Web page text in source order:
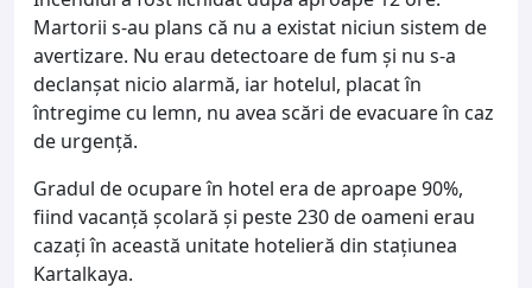
Martorii s-au plans că nu a existat niciun sistem de
avertizare. Nu erau detectoare de fum și nu s-a
declanșat nicio alarmă, iar hotelul, placat în
întregime cu lemn, nu avea scări de evacuare în caz
de urgență.
Gradul de ocupare în hotel era de aproape 90%,
fiind vacanță școlară și peste 230 de oameni erau
cazați în această unitate hotelieră din stațiunea
Kartalkaya.